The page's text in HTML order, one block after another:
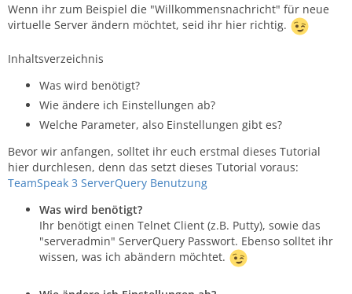
Wenn ihr zum Beispiel die "Willkommensnachricht" für neue
virtuelle Server ändern möchtet, seid ihr hier richtig.
Inhaltsverzeichnis
Was wird benötigt?
Wie ändere ich Einstellungen ab?
Welche Parameter, also Einstellungen gibt es?
Bevor wir anfangen, solltet ihr euch erstmal dieses Tutorial
hier durchlesen, denn das setzt dieses Tutorial voraus:
TeamSpeak 3 ServerQuery Benutzung
Was wird benötigt?
Ihr benötigt einen Telnet Client (z.B. Putty), sowie das
"serveradmin" ServerQuery Passwort. Ebenso solltet ihr
wissen, was ich abändern möchtet.